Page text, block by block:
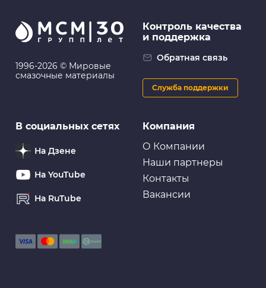
1996-2026 © Мировые
смазочные материалы
Компания
О Компании
Наши партнеры
Контакты
Вакансии
Контроль качества
и поддержка
Обратная связь
Служба поддержки
В социальных сетях
На Дзене
На YouTube
На RuTube